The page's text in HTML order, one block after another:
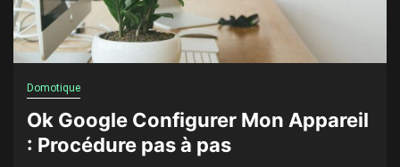
Domotique
Ok Google Configurer Mon Appareil
: Procédure pas à pas